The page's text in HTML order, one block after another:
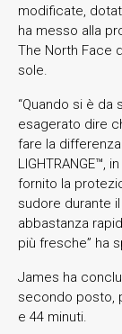
modificate,
ha messo alla
The North Face
sole.
“Quando si è da
esagerato dire
fare la
LIGHTRANGE™,
fornito la
sudore durante
abbastanza
più fresche” ha
James ha
secondo posto,
e 44 minuti.